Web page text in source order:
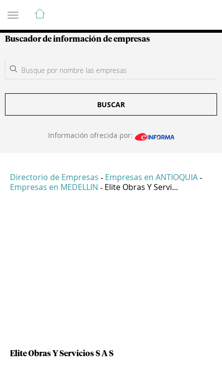
Guía de Empresas Colombianas
Buscador de información de empresas
BUSCAR
Información ofrecida por:
Directorio de Empresas - Empresas en ANTIOQUIA -
Empresas en MEDELLIN - Elite Obras Y Servi...
Elite Obras Y Servicios S A S